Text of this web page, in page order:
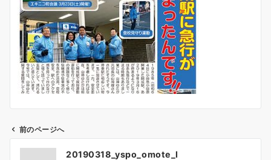
前のページへ
20190318_yspo_omote_l